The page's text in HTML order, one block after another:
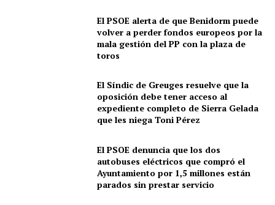
El PSOE alerta de que Benidorm puede
volver a perder fondos europeos por la
mala gestión del PP con la plaza de
toros
El Síndic de Greuges resuelve que la
oposición debe tener acceso al
expediente completo de Sierra Gelada
que les niega Toni Pérez
El PSOE denuncia que los dos
autobuses eléctricos que compró el
Ayuntamiento por 1,5 millones están
parados sin prestar servicio